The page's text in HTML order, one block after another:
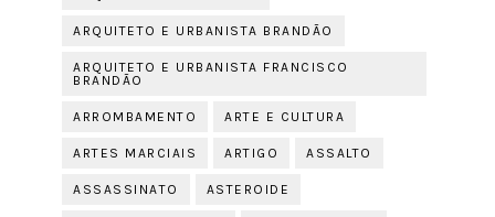
ARQUITETO E URBANISTA BRANDÃO
ARQUITETO E URBANISTA FRANCISCO
BRANDÃO
ARROMBAMENTO ARTE E CULTURA
ARTES MARCIAIS ARTIGO ASSALTO
ASSASSINATO ASTEROIDE